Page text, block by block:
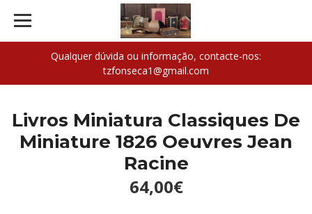
Qualquer dúvida ou informação, contacte-nos:
tzfonseca1@gmail.com
Livros Miniatura Classiques De
Miniature 1826 Oeuvres Jean
Racine
64,00€